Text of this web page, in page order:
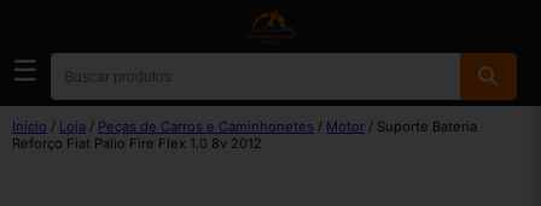
☰
Início / Loja / Peças de Carros e Caminhonetes / Motor / Suporte Bateria
Reforço Fiat Palio Fire Flex 1.0 8v 2012